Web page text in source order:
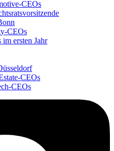
CEOs
CEOs
ersten Jahr
CEOs
CEOs